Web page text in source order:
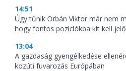
14:51
Úgy tűnik Orbán Viktor már nem
hogy fontos pozíciókba kit kell
13:04
A gazdaság gyengélkedése
közúti fuvarozás Európában